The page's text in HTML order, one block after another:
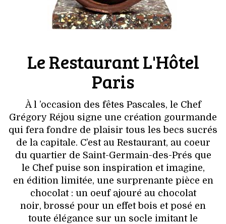
Le Restaurant L'Hôtel
Paris
À l ’occasion des fêtes Pascales, le Chef
Grégory Réjou signe une création gourmande
qui fera fondre de plaisir tous les becs sucrés
de la capitale. C’est au Restaurant, au coeur
du quartier de Saint-Germain-des-Prés que
le Chef puise son inspiration et imagine,
en édition limitée, une surprenante pièce en
chocolat : un oeuf ajouré au chocolat
noir, brossé pour un effet bois et posé en
toute élégance sur un socle imitant le